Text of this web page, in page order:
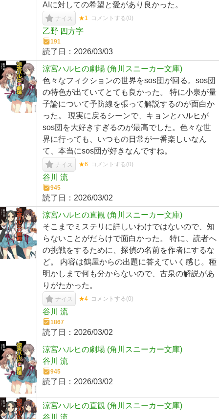
AIに対しての希望と愛があり良かった。
ナイス ★1 コメントする(0)
乙野 四方字
191
読了日： 2026/03/03
涼宮ハルヒの劇場 (角川スニーカー文庫)
色々なフィクションの世界をsos団が回る。sos団
の特色が出ていてとても良かった。 特に小泉が量
子論について予防線を張って解説するのが面白か
った。 現実に戻るシーンで、キョンとハルヒが
sos団を大好きすぎるのが最高でした。色々な世
界に行っても、いつもの日常が一番楽しいなん
て、本当にsos団が好きなんですね。
ナイス ★6 コメントする(0)
谷川 流
945
読了日： 2026/03/02
涼宮ハルヒの直観 (角川スニーカー文庫)
そこまでミステリに詳しいわけではないので、知
らないことがだらけで面白かった。 特に、読者へ
の挑戦をするために、探偵の名前を作者にするな
ど。 内容は鶴屋からの出題に答えていく感じ。種
明かしまで何も分からないので、古泉の解説があ
りがたかった。
ナイス ★4 コメントする(0)
谷川 流
1867
読了日： 2026/03/02
涼宮ハルヒの劇場 (角川スニーカー文庫)
谷川 流
945
読了日： 2026/03/02
涼宮ハルヒの直観 (角川スニーカー文庫)
谷川 流